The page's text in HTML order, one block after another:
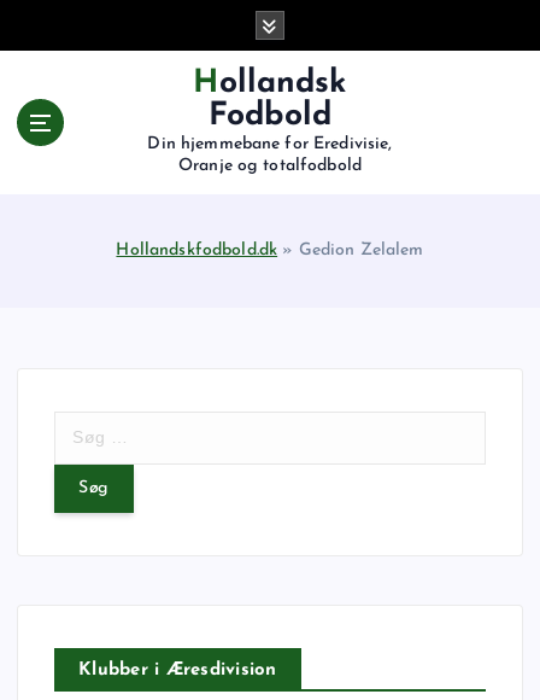
Hollandsk
Fodbold
Din hjemmebane for Eredivisie,
Oranje og totalfodbold
Hollandskfodbold.dk » Gedion Zelalem
:
Klubber i Æresdivision